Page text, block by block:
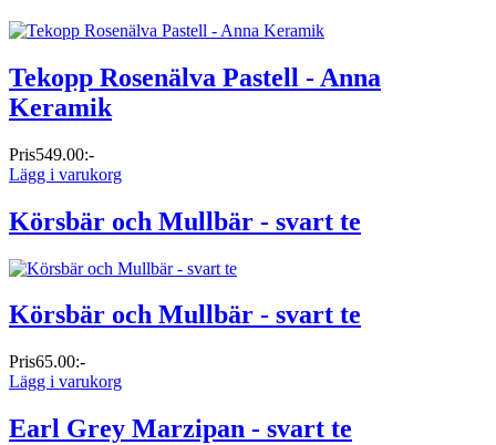
Tekopp Rosenälva Pastell - Anna
Keramik
Pris549.00:-
Lägg i varukorg
Körsbär och Mullbär - svart te
Körsbär och Mullbär - svart te
Pris65.00:-
Lägg i varukorg
Earl Grey Marzipan - svart te